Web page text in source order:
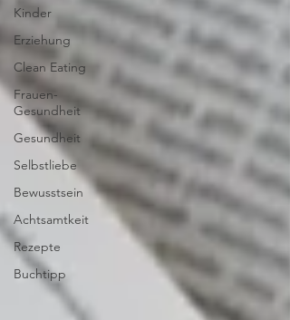
Kinder
Erziehung
Clean Eating
Frauen-
Gesundheit
Gesundheit
Selbstliebe
Bewusstsein
Achtsamtkeit
Rezepte
Buchtipp